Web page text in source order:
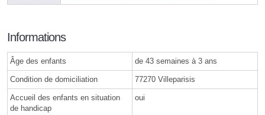
Informations
Âge des enfants de 43 semaines à 3 ans
Condition de domiciliation 77270 Villeparisis
Accueil des enfants en situation
de handicap
oui